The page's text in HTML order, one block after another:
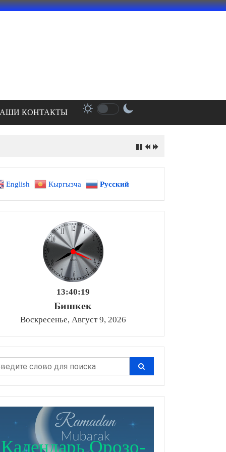
КОНТАКТЫ
English Кыргызча Русский
13:40:20
Бишкек
Воскресенье, Август 9, 2026
Календарь Орозо-